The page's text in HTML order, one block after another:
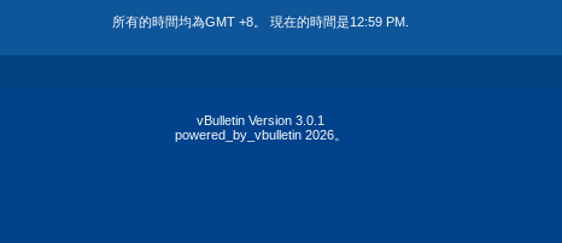
所有的時間均為GMT +8。 現在的時間是12:59 PM
vBulletin Version 3.0.1
powered_by_vbulletin 2026。